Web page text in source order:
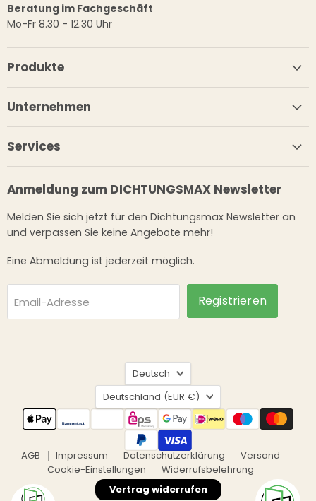
Beratung im Fachgeschäft
Mo-Fr 8.30 - 12.30 Uhr
Produkte
Unternehmen
Services
Anmeldung zum DICHTUNGSMAX Newsletter
Melden Sie sich jetzt für den Dichtungsmax Newsletter an
und verpassen Sie keine Angebote mehr!
Eine Abmeldung ist jederzeit möglich.
Email-Adresse Registrieren
Sprache
Deutsch
Land
Deutschland (EUR €)
AGB Impressum Datenschutzerklärung
Versand
Cookie-Einstellungen
Widerrufsbelehrung
Vertrag widerrufen